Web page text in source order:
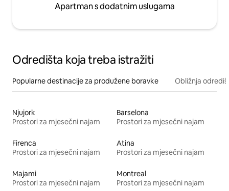
Apartman s dodatnim uslugama
Odredišta koja treba istražiti
Popularne destinacije za produžene boravke Obližnja
Njujork
Prostori za mjesečni najam
Barselona
Prostori za mjesečni najam
Firenca
Prostori za mjesečni najam
Atina
Prostori za mjesečni najam
Majami
Prostori za mjesečni najam
Montreal
Prostori za mjesečni najam